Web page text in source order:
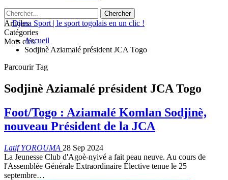
Articles
Catégories
Mots clésAccueil
Sodjinè Aziamalé président JCA Togo
Parcourir Tag
Sodjinè Aziamalé président JCA Togo
Foot/Togo : Aziamalé Komlan Sodjinè,
nouveau Président de la JCA
Latif YOROUMA 28 Sep 2024
La Jeunesse Club d'Agoè-nyivé a fait peau neuve. Au cours de
l'Assemblée Générale Extraordinaire Élective tenue le 25
septembre…